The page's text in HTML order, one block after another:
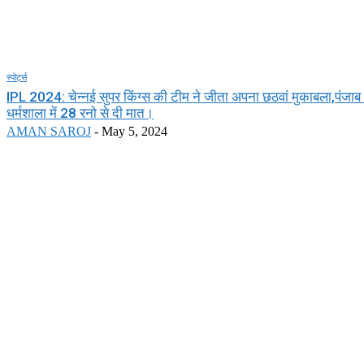
स्पोर्ट्स
IPL 2024: चेन्नई सुपर किंग्स की टीम ने जीता अपना छठवां
धर्मशाला में 28 रनो से दी मात।
AMAN SAROJ - May 5, 2024